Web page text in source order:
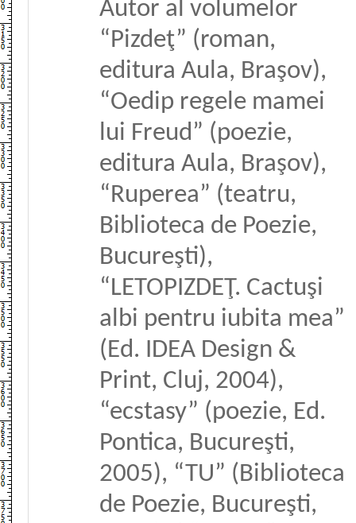
Autor al volumelor
“Pizdeţ” (roman,
editura Aula, Braşov),
“Oedip regele mamei
lui Freud” (poezie,
editura Aula, Braşov),
“Ruperea” (teatru,
Biblioteca de Poezie,
Bucureşti),
“LETOPIZDEŢ. Cactuşi
albi pentru iubita mea”
(Ed. IDEA Design &
Print, Cluj, 2004),
“ecstasy” (poezie, Ed.
Pontica, Bucureşti,
2005), “TU” (Biblioteca
de Poezie, Bucureşti,